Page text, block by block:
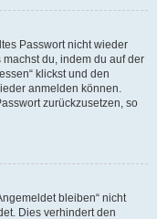
Passwort nicht wieder
du, indem du auf der
klickst und den
anmelden können.
zurückzusetzen, so
bleiben“ nicht
Dies verhindert den